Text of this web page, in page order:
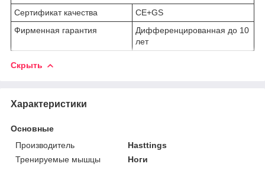
Сертификат качества
CE+GS
Фирменная гарантия
Дифференцированная до 10
лет
Скрыть
Характеристики
Основные
Производитель
Hasttings
Тренируемые мышцы
Ноги